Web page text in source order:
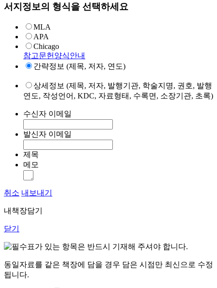
서지정보의 형식을 선택하세요
MLA
APA
Chicago
참고문헌양식안내
간략정보 (제목, 저자, 연도)
상세정보 (제목, 저자, 발행기관, 학술지명, 권호, 발행
연도, 작성언어, KDC, 자료형태, 수록면, 소장기관, 초록)
수신자 이메일
발신자 이메일
제목
메모
취소 내보내기
내책장담기
닫기
표가 있는 항목은 반드시 기재해 주셔야 합니다.
동일자료를 같은 책장에 담을 경우 담은 시점만 최신으로 수정
됩니다.